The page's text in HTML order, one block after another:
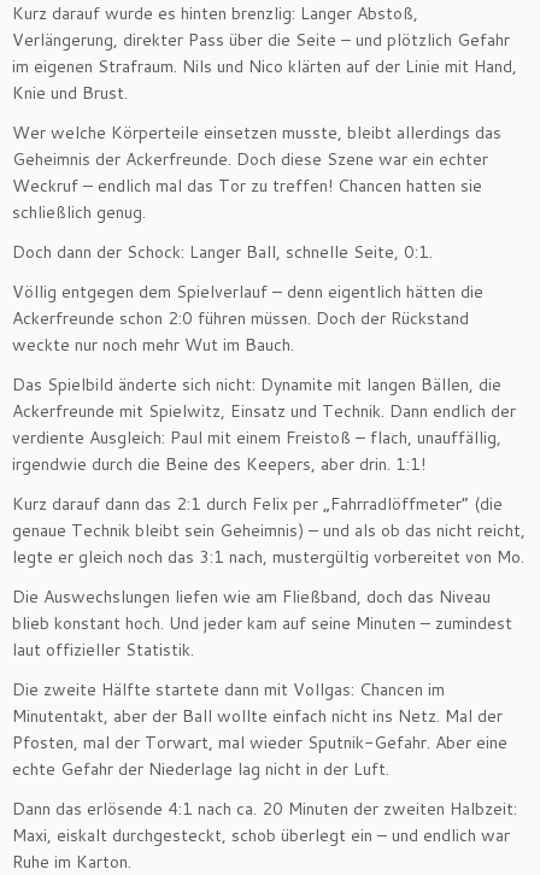
Kurz darauf wurde es hinten brenzlig: Langer Abstoß,
Verlängerung, direkter Pass über die Seite – und plötzlich Gefahr
im eigenen Strafraum. Nils und Nico klärten auf der Linie mit Hand,
Knie und Brust.
Wer welche Körperteile einsetzen musste, bleibt allerdings das
Geheimnis der Ackerfreunde. Doch diese Szene war ein echter
Weckruf – endlich mal das Tor zu treffen! Chancen hatten sie
schließlich genug.
Doch dann der Schock: Langer Ball, schnelle Seite, 0:1.
Völlig entgegen dem Spielverlauf – denn eigentlich hätten die
Ackerfreunde schon 2:0 führen müssen. Doch der Rückstand
weckte nur noch mehr Wut im Bauch.
Das Spielbild änderte sich nicht: Dynamite mit langen Bällen, die
Ackerfreunde mit Spielwitz, Einsatz und Technik. Dann endlich der
verdiente Ausgleich: Paul mit einem Freistoß – flach, unauffällig,
irgendwie durch die Beine des Keepers, aber drin. 1:1!
Kurz darauf dann das 2:1 durch Felix per „Fahrradlöffmeter“ (die
genaue Technik bleibt sein Geheimnis) – und als ob das nicht reicht,
legte er gleich noch das 3:1 nach, mustergültig vorbereitet von Mo.
Die Auswechslungen liefen wie am Fließband, doch das Niveau
blieb konstant hoch. Und jeder kam auf seine Minuten – zumindest
laut offizieller Statistik.
Die zweite Hälfte startete dann mit Vollgas: Chancen im
Minutentakt, aber der Ball wollte einfach nicht ins Netz. Mal der
Pfosten, mal der Torwart, mal wieder Sputnik-Gefahr. Aber eine
echte Gefahr der Niederlage lag nicht in der Luft.
Dann das erlösende 4:1 nach ca. 20 Minuten der zweiten Halbzeit:
Maxi, eiskalt durchgesteckt, schob überlegt ein – und endlich war
Ruhe im Karton.